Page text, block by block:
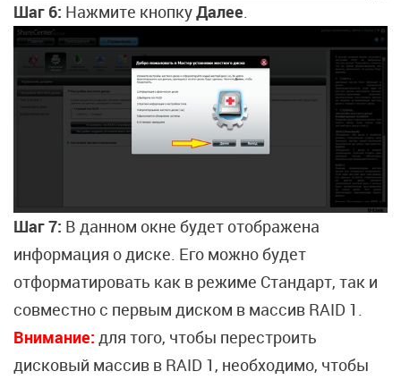
Шаг 6: Нажмите кнопкуДалее.
Шаг 7: В данном окне будет отображена
информация о диске. Его можно будет
отформатировать как в режиме Стандарт, так и
совместно с первым диском в массив RAID 1.
Внимание: для того, чтобы перестроить
дисковый массив в RAID 1, необходимо, чтобы